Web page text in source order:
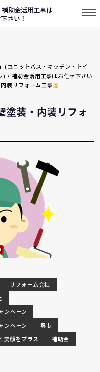
助金活用工事は
さい！
(ユニットバス・キッチン・トイ
・補助金活用工事はお任せ下さい
装リフォーム工事
装・内装リフォ
リフォーム会社
ンペーン
ンペーン
堺市
笑顔をプラス
補助金